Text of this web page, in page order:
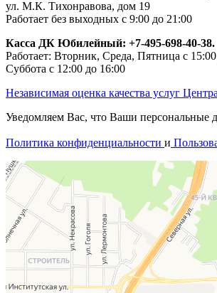
ул. М.К. Тихонравова, дом 19
Работает без выходных с 9:00 до 21:00
Касса ДК Юбилейный: +7-495-698-40-38.
Работает: Вторник, Среда, Пятница с
Суббота с 12:00 до 16:00
Независимая оценка качества услуг
Уведомляем Вас, что Ваши персональные
Политика конфиденциальности и